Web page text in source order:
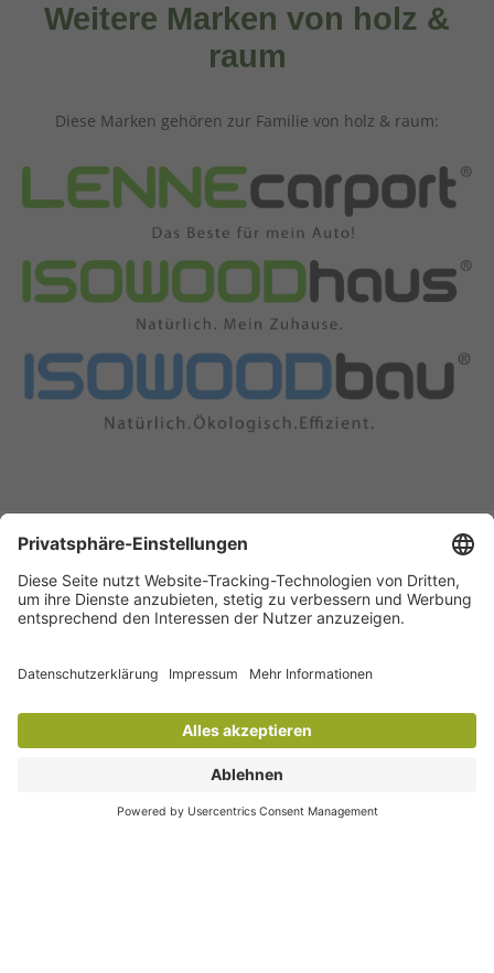
Weitere Marken von holz &
raum
Diese Marken gehören zur Familie von holz & raum:
KONTAKT
SERVICE